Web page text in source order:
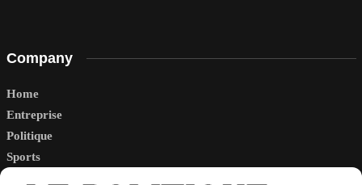
Company
Home
Entreprise
Politique
Sports